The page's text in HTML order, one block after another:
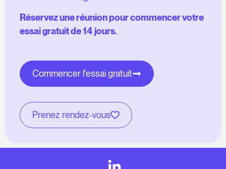
Réservez une réunion pour commencer votre
essai gratuit de 14 jours.
Commencer l'essai gratuit
Prenez rendez-vous